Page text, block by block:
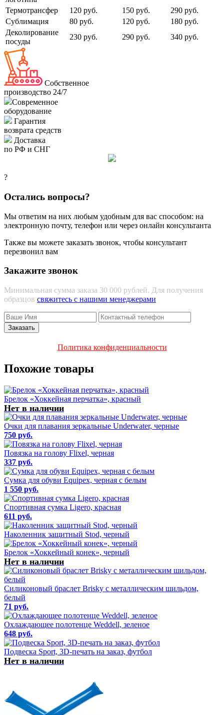
Термотрансфер
120 руб. 150 руб.
290 руб.
Сублимация
80 руб. 120 руб.
180 руб.
Деколирование
посуды
230 руб. 290 руб. 340 руб.
Собственное
производство 24/7
Современное
оборудование
Гарантия
возврата средств
Доставка
по РФ и СНГ
?
Остались вопросы?
Мы ответим на них любым удобным для вас способом: на
электронную почту, телефон или через онлайн консультанта
Также вы можете заказать звонок, чтобы консультант
перезвонил вам
Закажите звонок
Минимальная сумма заказа 30 000 рублей. Для получения
образцов свяжитесь с нашими менеджерами
Политика конфиденциальности
Похожие товары
Брелок «Хоккейная перчатка», красный
Нет в наличии
Очки для плавания зеркальные Underwater, черные
750 руб.
Повязка на голову Flixel, черная
337 руб.
Сумка для обуви Equipex, черная с белым
1 550 руб.
Спортивная сумка Ligero, красная
611 руб.
Наколенник защитный Stod, черный
Брелок «Хоккейный конек», черный
Нет в наличии
Силиконовый браслет Brisky с металлическим шильдом,
белый
71 руб.
Охлаждающее полотенце Weddell, зеленое
648 руб.
Подвеска Sport, 3D-печать на заказ, футбол
Нет в наличии